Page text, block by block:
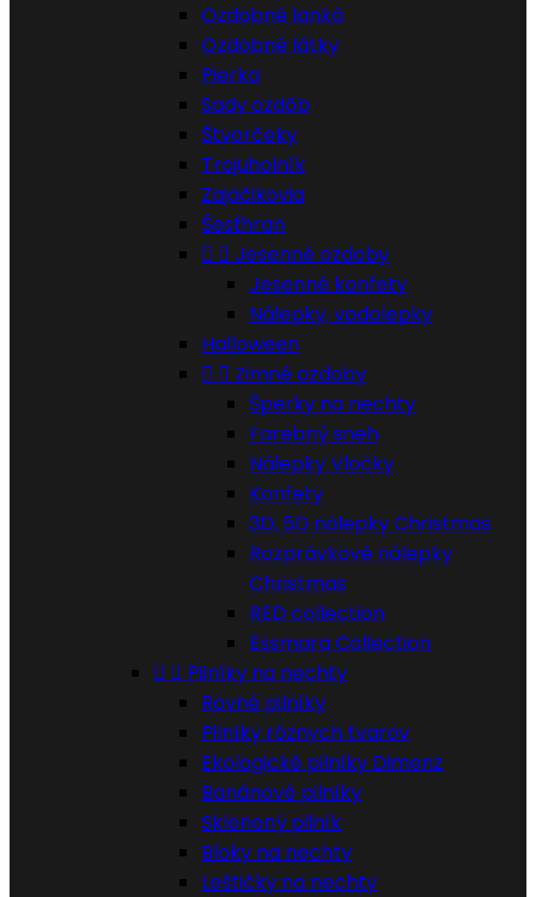
Ozdobné lanká
Ozdobné látky
Pierka
Sady ozdôb
Štvorčeky
Trojuholník
Zajačikovia
Šesťhran
  Jesenné ozdoby
Jesenné konfety
Nálepky, vodolepky
Halloween
  Zimné ozdoby
Šperky na nechty
Farebný sneh
Nálepky Vločky
Konfety
3D, 5D nálepky Christmas
Rozprávkové nálepky
Christmas
RED collection
Essmara Collection
  Pilníky na nechty
Rovné pilníky
Pilníky rôznych tvarov
Ekologické pilníky Dimenz
Banánové pilníky
Sklenený pilník
Bloky na nechty
Leštičky na nechty